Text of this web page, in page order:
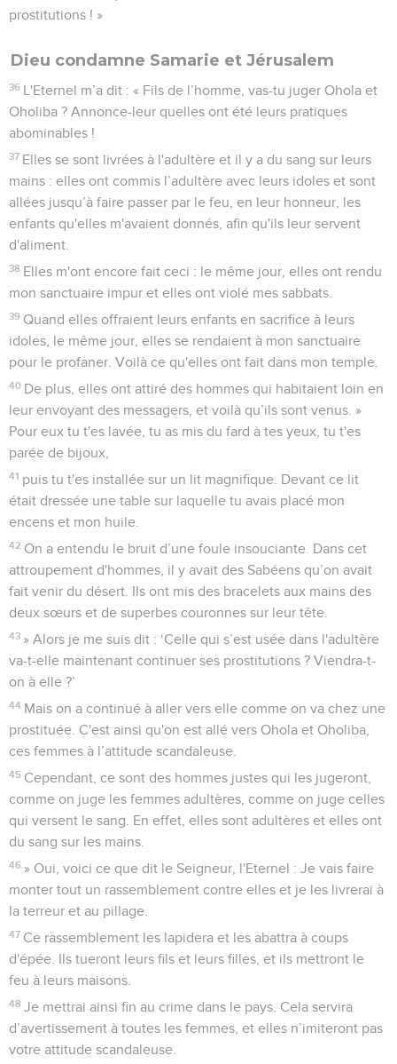
prostitutions ! »
Dieu condamne Samarie et Jérusalem
36 L'Eternel m’a dit : « Fils de l’homme, vas-tu juger Ohola et
Oholiba ? Annonce-leur quelles ont été leurs pratiques
abominables !
37 Elles se sont livrées à l'adultère et il y a du sang sur leurs
mains : elles ont commis l’adultère avec leurs idoles et sont
allées jusqu’à faire passer par le feu, en leur honneur, les
enfants qu'elles m'avaient donnés, afin qu'ils leur servent
d'aliment.
38 Elles m'ont encore fait ceci : le même jour, elles ont rendu
mon sanctuaire impur et elles ont violé mes sabbats.
39 Quand elles offraient leurs enfants en sacrifice à leurs
idoles, le même jour, elles se rendaient à mon sanctuaire
pour le profaner. Voilà ce qu'elles ont fait dans mon temple.
40 De plus, elles ont attiré des hommes qui habitaient loin en
leur envoyant des messagers, et voilà qu’ils sont venus. »
Pour eux tu t'es lavée, tu as mis du fard à tes yeux, tu t'es
parée de bijoux,
41 puis tu t'es installée sur un lit magnifique. Devant ce lit
était dressée une table sur laquelle tu avais placé mon
encens et mon huile.
42 On a entendu le bruit d’une foule insouciante. Dans cet
attroupement d'hommes, il y avait des Sabéens qu’on avait
fait venir du désert. Ils ont mis des bracelets aux mains des
deux sœurs et de superbes couronnes sur leur tête.
43 » Alors je me suis dit : ‘Celle qui s’est usée dans l'adultère
va-t-elle maintenant continuer ses prostitutions ? Viendra-t-
on à elle ?’
44 Mais on a continué à aller vers elle comme on va chez une
prostituée. C'est ainsi qu'on est allé vers Ohola et Oholiba,
ces femmes à l’attitude scandaleuse.
45 Cependant, ce sont des hommes justes qui les jugeront,
comme on juge les femmes adultères, comme on juge celles
qui versent le sang. En effet, elles sont adultères et elles ont
du sang sur les mains.
46 » Oui, voici ce que dit le Seigneur, l'Eternel : Je vais faire
monter tout un rassemblement contre elles et je les livrerai à
la terreur et au pillage.
47 Ce rassemblement les lapidera et les abattra à coups
d'épée. Ils tueront leurs fils et leurs filles, et ils mettront le
feu à leurs maisons.
48 Je mettrai ainsi fin au crime dans le pays. Cela servira
d’avertissement à toutes les femmes, et elles n’imiteront pas
votre attitude scandaleuse.